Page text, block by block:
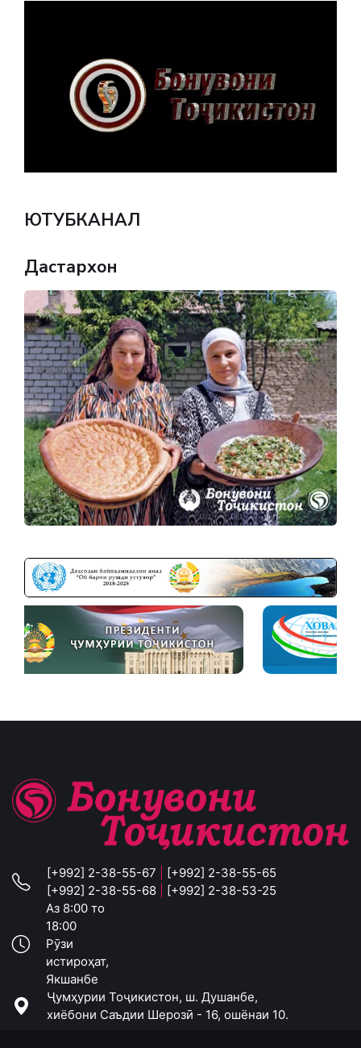
ЮТУБКАНАЛ
Дастархон
[+992] 2-38-55-67
[+992] 2-38-55-65
[+992] 2-38-55-68
[+992] 2-38-53-25
Аз 8:00 то
18:00
Рӯзи
истироҳат,
Якшанбе
Ҷумҳурии Тоҷикистон, ш. Душанбе,
хиёбони Саъдии Шерозӣ - 16, ошёнаи 10.